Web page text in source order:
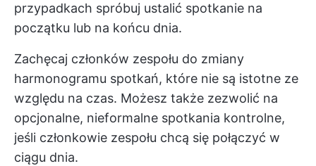
przypadkach spróbuj ustalić spotkanie na
początku lub na końcu dnia.
Zachęcaj członków zespołu do zmiany
harmonogramu spotkań, które nie są istotne ze
względu na czas. Możesz także zezwolić na
opcjonalne, nieformalne spotkania kontrolne,
jeśli członkowie zespołu chcą się połączyć w
ciągu dnia.